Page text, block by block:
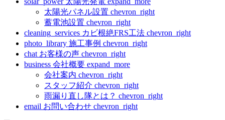
太陽光パネル設置 chevron_right
蓄電池設置 chevron_right
cleaning_services カビ根絶FRS工法 chevron_right
photo_library 施工事例 chevron_right
chat お客様の声 chevron_right
business 会社概要 expand_more
会社案内 chevron_right
スタッフ紹介 chevron_right
雨漏り直し隊とは？ chevron_right
email お問い合わせ chevron_right